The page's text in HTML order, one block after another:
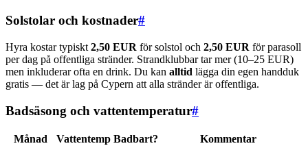
Solstolar och kostnader#
Hyra kostar typiskt 2,50 EUR för solstol och 2,50 EUR för parasoll
per dag på offentliga stränder. Strandklubbar tar mer (10–25 EUR)
men inkluderar ofta en drink. Du kan alltid lägga din egen handduk
gratis — det är lag på Cypern att alla stränder är offentliga.
Badsäsong och vattentemperatur#
Månad Vattentemp Badbart?
Kommentar